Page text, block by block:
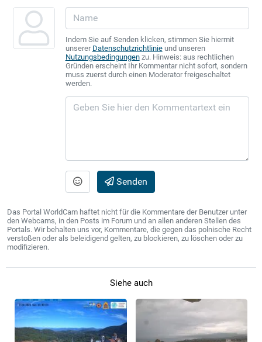
Indem Sie auf Senden klicken, stimmen Sie hiermit
unserer Datenschutzrichtlinieund unseren
Nutzungsbedingungenzu. Hinweis: aus rechtlichen
Gründen erscheint Ihr Kommentar nicht sofort, sondern
muss zuerst durch einen Moderator freigeschaltet
werden.
Senden
Das Portal WorldCam haftet nicht für die Kommentare der Benutzer unter
den Webcams, in den Posts im Forum und an allen anderen Stellen des
Portals. Wir behalten uns vor, Kommentare, die gegen das polnische Recht
verstoßen oder als beleidigend gelten, zu blockieren, zu löschen oder zu
modifizieren.
Siehe auch